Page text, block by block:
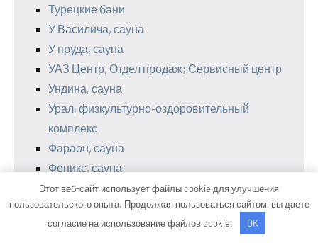
Турецкие бани
У Василича, сауна
У пруда, сауна
УАЗ Центр, Отдел продаж; Сервисный центр
Ундина, сауна
Урал, физкультурно-оздоровительный
комплекс
Фараон, сауна
Феникс, сауна
Форвард Про
Форвард, автокомплекс
Хамовники, клуб-сауна
Этот веб-сайт использует файлы cookie для улучшения
пользовательского опыта. Продолжая пользоваться сайтом, вы даете
согласие на использование файлов cookie.
OK